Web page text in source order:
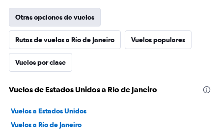
Otras opciones de vuelos
Rutas de vuelos a Río de Janeiro Vuelos populares
Vuelos por clase
Vuelos de Estados Unidos a Río de Janeiro
Vuelos a Estados Unidos
Vuelos a Río de Janeiro